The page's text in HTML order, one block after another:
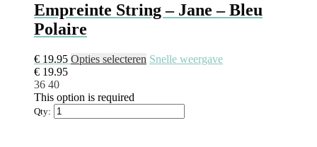
Empreinte String – Jane – Bleu
Polaire
€ 19.95 Opties selecteren Snelle weergave
€ 19.95
36 40
This option is required
Qty: